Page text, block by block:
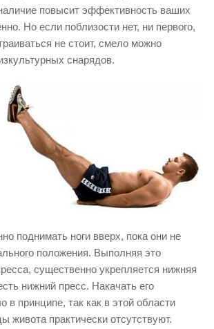
повысит эффективность ваших
Но если поблизости нет, ни первого,
не стоит, смело можно
снарядов.
поднимать ноги вверх, пока они не
положения. Выполняя это
существенно укрепляется нижняя
нижний пресс. Накачать его
в принципе, так как в этой области
живота практически отсутствуют.